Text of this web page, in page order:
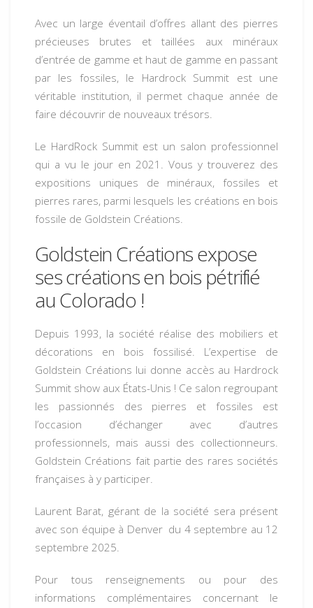
Avec un large éventail d’offres allant des pierres
précieuses brutes et taillées aux minéraux
d’entrée de gamme et haut de gamme en passant
par les fossiles, le Hardrock Summit est une
véritable institution, il permet chaque année de
faire découvrir de nouveaux trésors.
Le HardRock Summit est un salon professionnel
qui a vu le jour en 2021. Vous y trouverez des
expositions uniques de minéraux, fossiles et
pierres rares, parmi lesquels les créations en bois
fossile de Goldstein Créations.
Goldstein Créations expose
ses créations en bois pétrifié
au Colorado !
Depuis 1993, la société réalise des mobiliers et
décorations en bois fossilisé. L’expertise de
Goldstein Créations lui donne accès au Hardrock
Summit show aux États-Unis ! Ce salon regroupant
les passionnés des pierres et fossiles est
l’occasion d’échanger avec d’autres
professionnels, mais aussi des collectionneurs.
Goldstein Créations fait partie des rares sociétés
françaises à y participer.
Laurent Barat, gérant de la société sera présent
avec son équipe à Denver du 4 septembre au 12
septembre 2025.
Pour tous renseignements ou pour des
informations complémentaires concernant le